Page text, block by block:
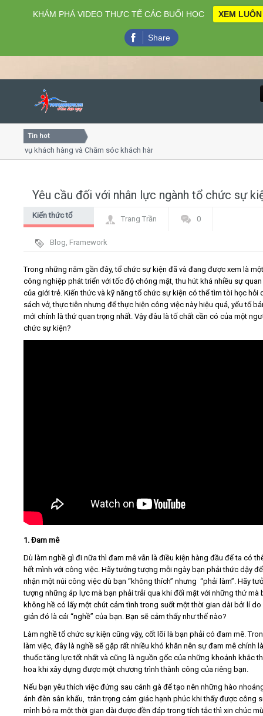
Close
Home
Giới thiệu
Video
Kiến thức
Tin hot
khách hàng và Chăm sóc khách hàng chuyên nghiệp
Yêu cầu đối với nhân lực ngành tổ chức sự
Kiến thức tổ
Trang Trần 0
Blog, Framework
Trong những năm gần đây, tổ chức sự kiện đã và đang được xem là
công nghiệp phát triển với tốc độ chóng mặt, thu hút khá nhiều sự
của giới trẻ. Kiến thức và kỹ năng tổ chức sự kiện có thể tìm tòi học hỏi
sách vở, thực tiễn nhưng để thực hiện công việc này hiệu quả, yếu tố
mới chính là thứ quan trọng nhất. Vậy đâu là tố chất cần có của một
chức sự kiện?
1. Đam mê
Dù làm nghề gì đi nữa thì đam mê vẫn là điều kiện hàng đầu để ta có
hết mình với công việc. Hãy tưởng tượng mỗi ngày bạn phải thức dậy
nhận một núi công việc dù bạn “không thích” nhưng “phải làm”. Hãy
tượng những áp lực mà bạn phải trải qua khi đối mặt với những thứ mà
không hề có lấy một chút cảm tình trong suốt một thời gian dài bởi lí do
giản đó là cái “nghề” của bạn. Bạn sẽ cảm thấy như thế nào?
Làm nghề tổ chức sự kiện cũng vậy, cốt lõi là bạn phải có đam mê.
làm việc, đây là nghề sẽ gặp rất nhiều khó khăn nên sự đam mê chính
thuốc tăng lực tốt nhất và cũng là nguồn gốc của những khoảnh khắc
hoa khi xây dựng được một chương trình thành công của riêng bạn.
Nếu bạn yêu thích việc đứng sau cánh gà để tạo nên những hào
ánh đèn sân khấu, trân trọng cảm giác hạnh phúc khi thấy được công
mình bỏ ra một thời gian dài được đền đáp trong tích tắc thì xin chúc
KHÁM PHÁ VIDEO THỰC TẾ CÁC BUỔI HỌC XEM LUÔN
Share